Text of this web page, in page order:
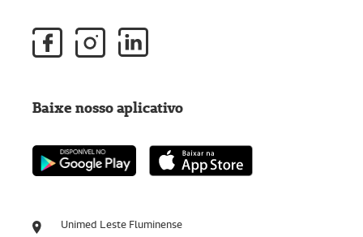
Unimed Leste Fluminense
Baixe nosso aplicativo